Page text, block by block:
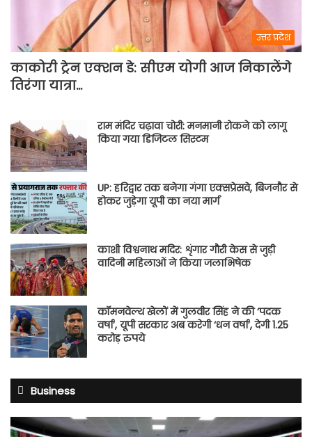
उत्तर प्रदेश
काकोरी ट्रेन एक्शन डे: सीएम योगी आज निकालेंगे
तिरंगा यात्रा…
राम मंदिर चढ़ावा चोरी: मनमानी रोकने को लागू
किया गया डिजिटल सिस्टम
UP: हरिद्वार तक बनेगा गंगा एक्सप्रेसवे, बिजनौर से
होकर जुड़ेगा यूपी का नया मार्ग
काशी विश्वनाथ मदिर: शृंगार गौरी केस से जुड़ी
वादिनी महिलाओं ने किया जलाभिषेक
कॉमनवेल्थ खेलों में गुलवीर सिंह ने की ‘पदक
वर्षा’, यूपी सरकार अब करेगी ‘धन वर्षा’, देगी 1.25
करोड़ रुपये
Business